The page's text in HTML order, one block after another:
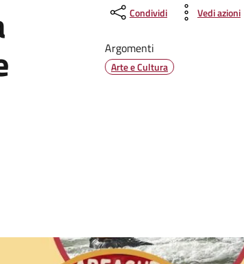
Condividi Vedi azioni
Argomenti
Arte e Cultura